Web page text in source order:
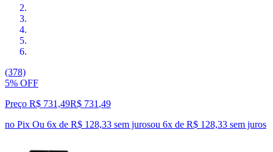
(378)
5% OFF
Preço R$ 731,49R$ 731,49
no Pix Ou 6x de R$ 128,33 sem jurosou 6x de R$ 128,33 sem juros